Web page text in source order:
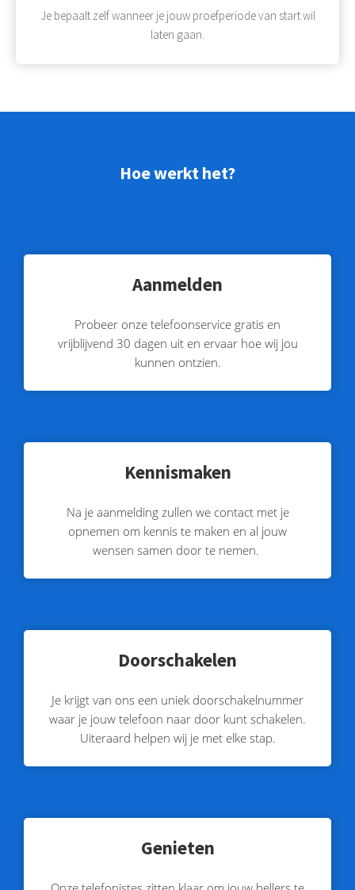
Je bepaalt zelf wanneer je jouw proefperiode van start wil
laten gaan.
Hoe werkt het?
Aanmelden
Probeer onze telefoonservice gratis en
vrijblijvend 30 dagen uit en ervaar hoe wij jou
kunnen ontzien.
Kennismaken
Na je aanmelding zullen we contact met je
opnemen om kennis te maken en al jouw
wensen samen door te nemen.
Doorschakelen
Je krijgt van ons een uniek doorschakelnummer
waar je jouw telefoon naar door kunt schakelen.
Uiteraard helpen wij je met elke stap.
Genieten